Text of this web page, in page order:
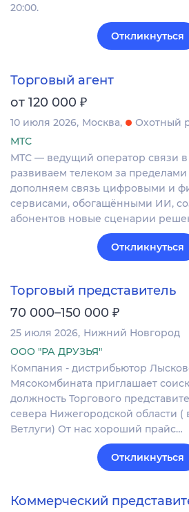
20:00.
Откликнуться
Торговый агент
от 120 000 ₽
10 июля 2026 Москва
Охотный
МТС
МТС — ведущий оператор связи
развиваем телеком за пределами
дополняем связь цифровыми и
сервисами, обогащёнными ИИ,
абонентов новые сценарии
Откликнуться
Торговый представитель
70 000–150 000 ₽
25 июля 2026 Нижний Новгород
ООО "РА ДРУЗЬЯ"
Компания - дистрибьютор
Мясокомбината приглашает
должность Торгового
севера Нижегородской области (
Ветлуги) От нас хороший прайс…
Откликнуться
Коммерческий